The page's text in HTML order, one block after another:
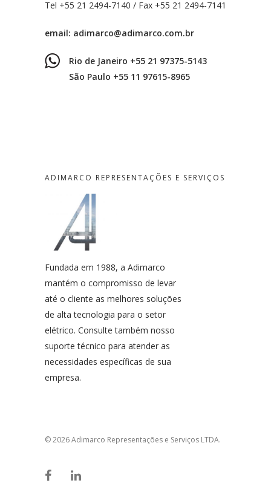
Tel +55 21 2494-7140 / Fax +55 21 2494-7141
email: adimarco@adimarco.com.br
Rio de Janeiro +55 21 97375-5143
São Paulo +55 11 97615-8965
ADIMARCO REPRESENTAÇÕES E SERVIÇOS
Fundada em 1988, a Adimarco
mantém o compromisso de levar
até o cliente as melhores soluções
de alta tecnologia para o setor
elétrico. Consulte também nosso
suporte técnico para atender as
necessidades específicas de sua
empresa.
© 2026 Adimarco Representações e Serviços LTDA.